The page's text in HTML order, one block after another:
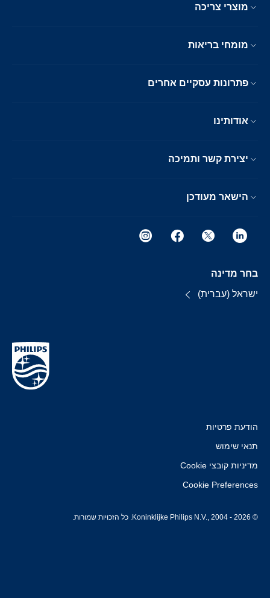
מוצרי צריכה
מומחי בריאות
פתרונות עסקיים אחרים
אודותינו
יצירת קשר ותמיכה
הישאר מעודכן
בחר מדינה
ישראל (עברית)
הודעת פרטיות
תנאי שימוש
מדיניות קובצי Cookie
Cookie Preferences
© Koninklijke Philips N.V., 2004 - 2026. כל הזכויות שמורות.